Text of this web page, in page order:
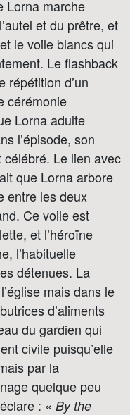
Lorna marche
et du prêtre, et
le voile blancs qui
Le flashback
répétition d’un
cérémonie
Lorna adulte
l’épisode, son
Le lien avec
que Lorna arbore
entre les deux
Ce voile est
et l’héroïne
l’habituelle
détenues. La
mais dans le
d’aliments
du gardien qui
civile puisqu’elle
par la
quelque peu
: « By the